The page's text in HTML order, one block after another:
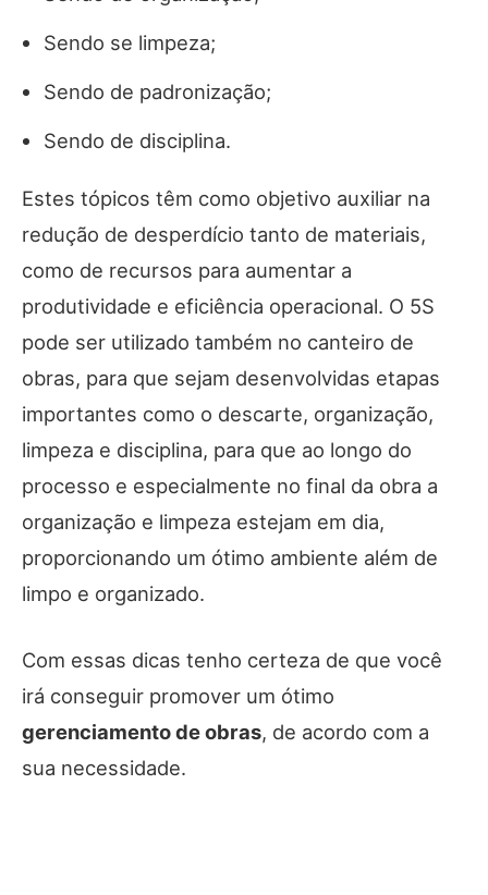
Sendo se limpeza;
Sendo de padronização;
Sendo de disciplina.
Estes tópicos têm como objetivo auxiliar na
redução de desperdício tanto de materiais,
como de recursos para aumentar a
produtividade e eficiência operacional. O 5S
pode ser utilizado também no canteiro de
obras, para que sejam desenvolvidas etapas
importantes como o descarte, organização,
limpeza e disciplina, para que ao longo do
processo e especialmente no final da obra a
organização e limpeza estejam em dia,
proporcionando um ótimo ambiente além de
limpo e organizado.
Com essas dicas tenho certeza de que você
irá conseguir promover um ótimo
gerenciamento de obras, de acordo com a
sua necessidade.